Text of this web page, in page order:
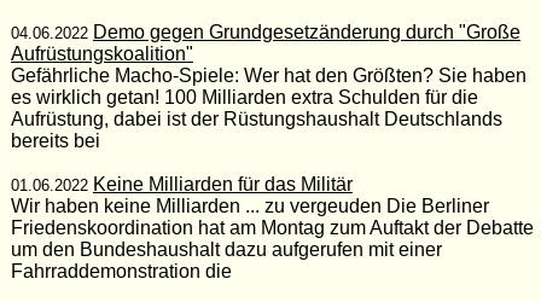
04.06.2022 Demo gegen Grundgesetzänderung durch "Große
Aufrüstungskoalition"
Gefährliche Macho-Spiele: Wer hat den Größten? Sie haben
es wirklich getan! 100 Milliarden extra Schulden für die
Aufrüstung, dabei ist der Rüstungshaushalt Deutschlands
bereits bei
01.06.2022 Keine Milliarden für das Militär
Wir haben keine Milliarden ... zu vergeuden Die Berliner
Friedenskoordination hat am Montag zum Auftakt der Debatte
um den Bundeshaushalt dazu aufgerufen mit einer
Fahrraddemonstration die